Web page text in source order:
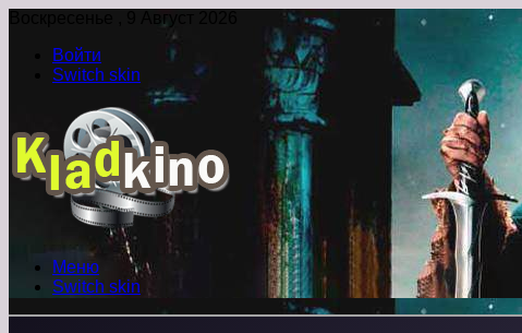
Воскресенье , 9 Август 2026
Войти
Switch skin
Меню
Switch skin